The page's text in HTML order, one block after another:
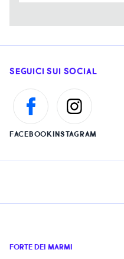
SEGUICI SUI SOCIAL
FACEBOOKINSTAGRAM
FORTE DEI MARMI